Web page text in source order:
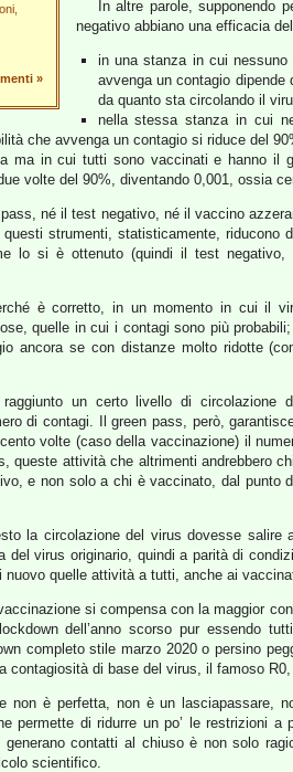
»
In altre parole, supponendo
negativo abbiano una efficacia
in una stanza in cui
avvenga un contagio
da quanto sta circolando il
nella stessa stanza in cui
che avvenga un contagio si riduce del
ma in cui tutti sono vaccinati e hanno il
volte del 90%, diventando 0,001, ossia
né il test negativo, né il vaccino
strumenti, statisticamente, riducono
lo si è ottenuto (quindi il test
è corretto, in un momento in cui il
quelle in cui i contagi sono più
ancora se con distanze molto ridotte
un certo livello di circolazione
di contagi. Il green pass, però,
volte (caso della vaccinazione) il
queste attività che altrimenti andrebbero
e non solo a chi è vaccinato, dal punto
la circolazione del virus dovesse
del virus originario, quindi a parità di
nuovo quelle attività a tutti, anche ai
si compensa con la maggior
dell’anno scorso pur essendo
completo stile marzo 2020 o persino
contagiosità di base del virus, il famoso
non è perfetta, non è un lasciapassare,
permette di ridurre un po’ le restrizioni a
contatti al chiuso è non solo
scientifico.